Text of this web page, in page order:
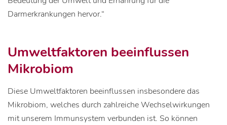
Darmerkrankungen hervor.“
Umweltfaktoren beeinflussen
Mikrobiom
Diese Umweltfaktoren beeinflussen insbesondere das
Mikrobiom, welches durch zahlreiche Wechselwirkungen
mit unserem Immunsystem verbunden ist. So können